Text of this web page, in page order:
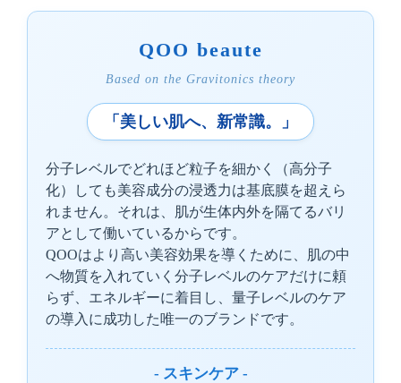
QOO beaute
Based on the Gravitonics theory
「美しい肌へ、新常識。」
分子レベルでどれほど粒子を細かく（高分子
化）しても美容成分の浸透力は基底膜を超えら
れません。それは、肌が生体内外を隔てるバリ
アとして働いているからです。
QOOはより高い美容効果を導くために、肌の中
へ物質を入れていく分子レベルのケアだけに頼
らず、エネルギーに着目し、量子レベルのケア
の導入に成功した唯一のブランドです。
- スキンケア -